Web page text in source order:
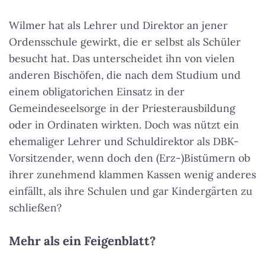
Wilmer hat als Lehrer und Direktor an jener
Ordensschule gewirkt, die er selbst als Schüler
besucht hat. Das unterscheidet ihn von vielen
anderen Bischöfen, die nach dem Studium und
einem obligatorichen Einsatz in der
Gemeindeseelsorge in der Priesterausbildung
oder in Ordinaten wirkten. Doch was nützt ein
ehemaliger Lehrer und Schuldirektor als DBK-
Vorsitzender, wenn doch den (Erz-)Bistümern ob
ihrer zunehmend klammen Kassen wenig anderes
einfällt, als ihre Schulen und gar Kindergärten zu
schließen?
Mehr als ein Feigenblatt?